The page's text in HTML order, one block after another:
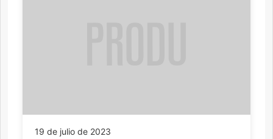
19 de julio de 2023